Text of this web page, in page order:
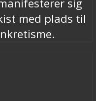
med plads til